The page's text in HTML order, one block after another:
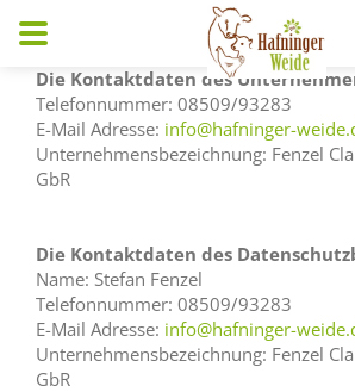
Die Kontaktdaten des
Telefonnummer: 08509/93283
E-Mail Adresse: info@hafninger-
Unternehmensbezeichnung: Fenzel
GbR
Die Kontaktdaten des
Name: Stefan Fenzel
Telefonnummer: 08509/93283
E-Mail Adresse: info@hafninger-
Unternehmensbezeichnung: Fenzel
GbR